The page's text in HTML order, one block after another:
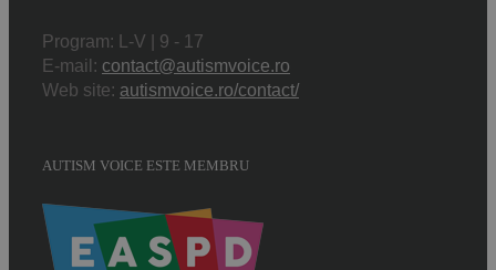
Program: L-V | 9 - 17
E-mail: contact@autismvoice.ro
Web site: autismvoice.ro/contact/
AUTISM VOICE ESTE MEMBRU